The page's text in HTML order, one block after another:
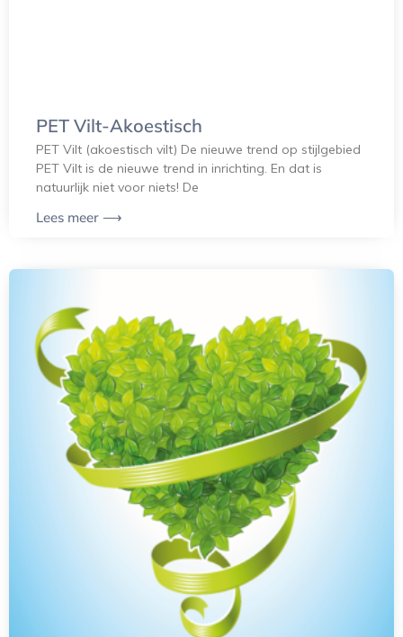
PET Vilt-Akoestisch
PET Vilt (akoestisch vilt) De nieuwe trend op stijlgebied
PET Vilt is de nieuwe trend in inrichting. En dat is
natuurlijk niet voor niets! De
Lees meer ⟶